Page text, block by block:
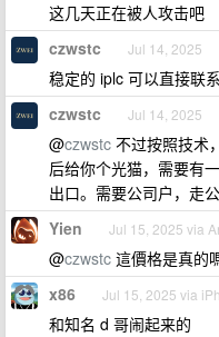
这几天正在被人攻击吧
czwstc Jul 14, 2025
稳定的 iplc 可以直接联
czwstc Jul 14, 2025
@czwstc 不过按照技术
后给你个光猫，需要有
出口。需要公司户，走公
Yien Jul 15, 2025 via
@czwstc 這價格是真的
x86 Jul 15, 2025 via
和知名 d 哥闹起来的